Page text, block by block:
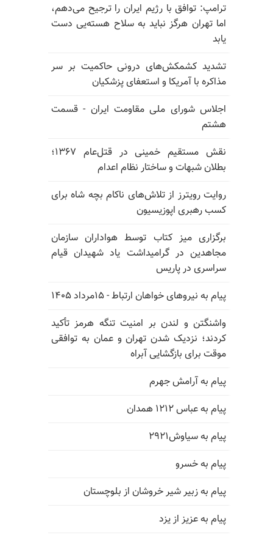
ترامپ: توافق با رژیم ایران را ترجیح می‌دهم،
اما تهران هرگز نباید به سلاح هسته‌یی دست
یابد
تشدید کشمکش‌های درونی حاکمیت بر سر
مذاکره با آمریکا و استعفای پزشکیان
اجلاس شورای ملی مقاومت ایران - قسمت
هشتم
نقش مستقیم خمینی در قتل‌عام ۱۳۶۷؛
بطلان شبهات و ساختار نظام اعدام
روایت رویترز از تلاش‌های ناکام بچه شاه برای
کسب رهبری اپوزیسیون
برگزاری میز کتاب توسط هواداران سازمان
مجاهدین در گرامیداشت یاد شهیدان قیام
سراسری در پاریس
پیام به نیروهای خواهان ارتباط - ۱۵مرداد ۱۴۰۵
واشنگتن و لندن بر امنیت تنگه هرمز تأکید
کردند؛ نزدیک شدن تهران و عمان به توافقی
موقت برای بازگشایی آبراه
پیام به آرامش جهرم
پیام به عباس ۱۲۱۲ همدان
پیام به سیاوش۲۹۲۱
پیام به خسرو
پیام به زبیر شیر خروشان از بلوچستان
پیام به عزیز از یزد